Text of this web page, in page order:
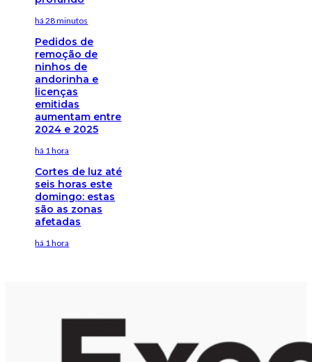
há 28 minutos
Pedidos de
remoção de
ninhos de
andorinha e
licenças
emitidas
aumentam entre
2024 e 2025
há 1 hora
Cortes de luz até
seis horas este
domingo: estas
são as zonas
afetadas
há 1 hora